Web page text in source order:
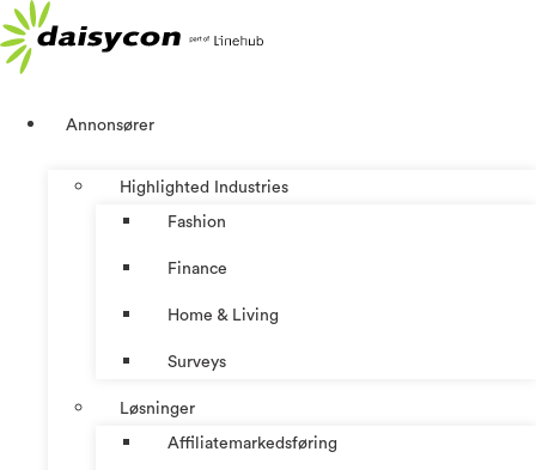
Skip
to
content
Annonsører
Highlighted Industries
Fashion
Finance
Home & Living
Surveys
Løsninger
Affiliatemarkedsføring